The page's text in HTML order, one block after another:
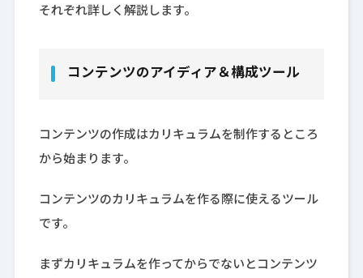
それぞれ詳しく解説します。
コンテンツのアイディア＆構成ツール
コンテンツの作成はカリキュラムを制作するところ
から始まります。
コンテンツのカリキュラムを作る際に使えるツール
です。
まずカリキュラムを作ってからでないとコンテンツ